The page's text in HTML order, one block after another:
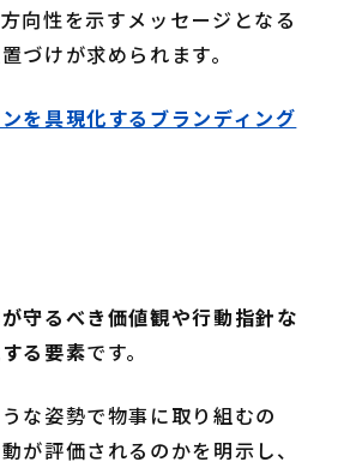
向性を示すメッセージとなる
づけが求められます。
を具現化するブランディング
守るべき価値観や行動指針な
る要素です。
な姿勢で物事に取り組むの
が評価されるのかを明示し、